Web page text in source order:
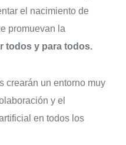
el nacimiento de
promuevan la
todos y para todos.
crearán un entorno muy
y el
en todos los